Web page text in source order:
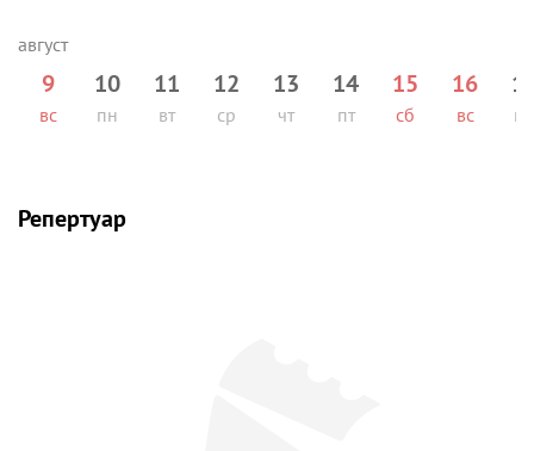
9
вс
10
пн
11
вт
12
ср
13
чт
14
пт
15
сб
16
вс пн
Репертуар